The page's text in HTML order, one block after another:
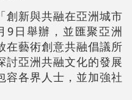
創新與共融在亞洲城市
9日舉辦，並匯聚亞洲
在藝術創意共融倡議所
討亞洲共融文化的發展
容各界人士，並加強社